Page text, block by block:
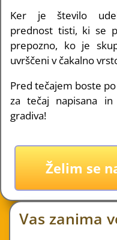
Ker je število
prednost tisti, ki se
prepozno, ko je
uvrščeni v čakalno
Pred tečajem boste
za tečaj napisana in
gradiva!
Želim se
Vas zanima